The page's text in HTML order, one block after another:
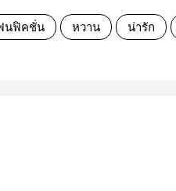
นฟิคชั่น หวาน น่ารัก